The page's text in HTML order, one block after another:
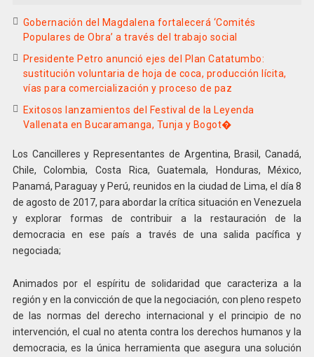
Gobernación del Magdalena fortalecerá ‘Comités
Populares de Obra’ a través del trabajo social
Presidente Petro anunció ejes del Plan Catatumbo:
sustitución voluntaria de hoja de coca, producción lícita,
vías para comercialización y proceso de paz
Exitosos lanzamientos del Festival de la Leyenda
Vallenata en Bucaramanga, Tunja y Bogot�
Los Cancilleres y Representantes de Argentina, Brasil, Canadá,
Chile, Colombia, Costa Rica, Guatemala, Honduras, México,
Panamá, Paraguay y Perú, reunidos en la ciudad de Lima, el día 8
de agosto de 2017, para abordar la crítica situación en Venezuela
y explorar formas de contribuir a la restauración de la
democracia en ese país a través de una salida pacífica y
negociada;
Animados por el espíritu de solidaridad que caracteriza a la
región y en la convicción de que la negociación, con pleno respeto
de las normas del derecho internacional y el principio de no
intervención, el cual no atenta contra los derechos humanos y la
democracia, es la única herramienta que asegura una solución